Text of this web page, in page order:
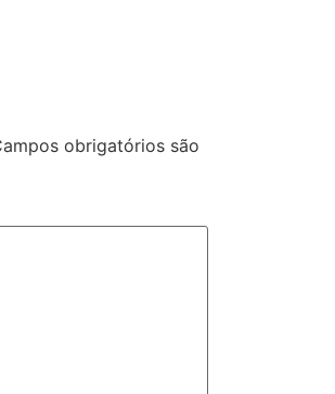
obrigatórios são